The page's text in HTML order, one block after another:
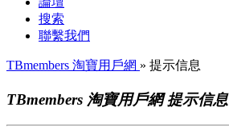
搜索
聯繫我們
TBmembers 淘寶用戶網 » 提示信息
TBmembers 淘寶用戶網 提示信息